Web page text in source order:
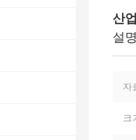
산
설명
자
크